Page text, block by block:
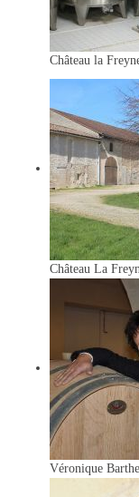
Château la
Château La
Véronique Barthe